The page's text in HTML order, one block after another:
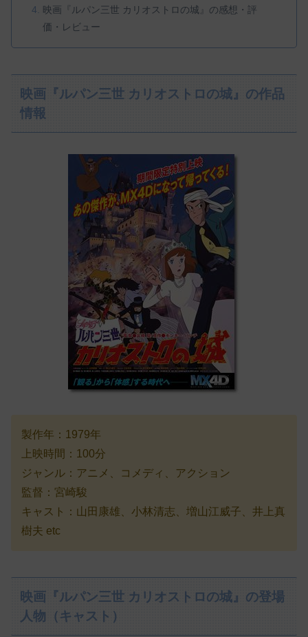
映画『ルパン三世 カリオストロの城』の感想・評
価・レビュー
映画『ルパン三世 カリオストロの城』の作品
情報
製作年：1979年
上映時間：100分
ジャンル：アニメ、コメディ、アクション
監督：宮崎駿
キャスト：山田康雄、小林清志、増山江威子、井上真
樹夫 etc
映画『ルパン三世 カリオストロの城』の登場
人物（キャスト）